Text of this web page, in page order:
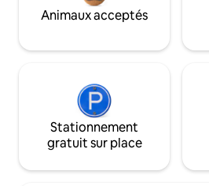
Animaux acceptés
Stationnement
gratuit sur place